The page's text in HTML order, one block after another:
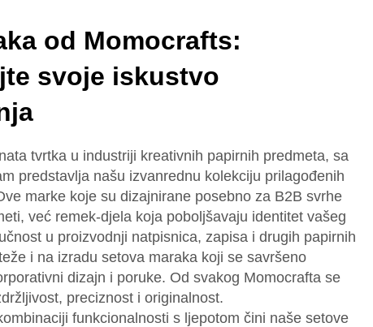
od Momocrafts:
svoje iskustvo
tvrtka u industriji kreativnih papirnih predmeta, sa
predstavlja našu izvanrednu kolekciju prilagođenih
marke koje su dizajnirane posebno za B2B svrhe
već remek-djela koja poboljšavaju identitet vašeg
u proizvodnji natpisnica, zapisa i drugih papirnih
i na izradu setova maraka koji se savršeno
dizajn i poruke. Od svakog Momocrafta se
preciznost i originalnost.
funkcionalnosti s ljepotom čini naše setove